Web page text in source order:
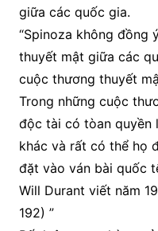
giữa các quốc gia.
“Spinoza không đồng
thuyết mật giữa các
cuộc thương thuyết
Trong những cuộc
độc tài có tòan quyền
khác và rất có thể họ
đặt vào ván bài quốc
Will Durant viết năm
192) ”